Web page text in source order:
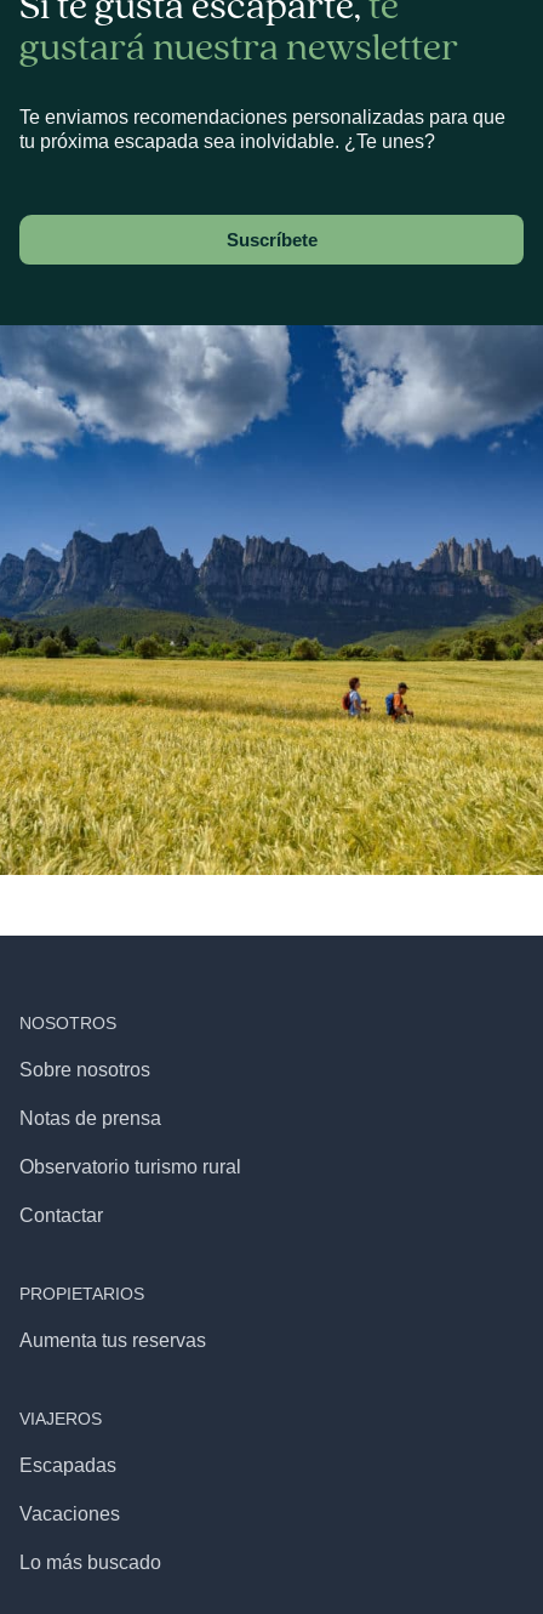
gustará nuestra newsletter
Te enviamos recomendaciones personalizadas para que
tu próxima escapada sea inolvidable. ¿Te unes?
Suscríbete
NOSOTROS
Sobre nosotros
Notas de prensa
Observatorio turismo rural
Contactar
PROPIETARIOS
Aumenta tus reservas
VIAJEROS
Escapadas
Vacaciones
Lo más buscado